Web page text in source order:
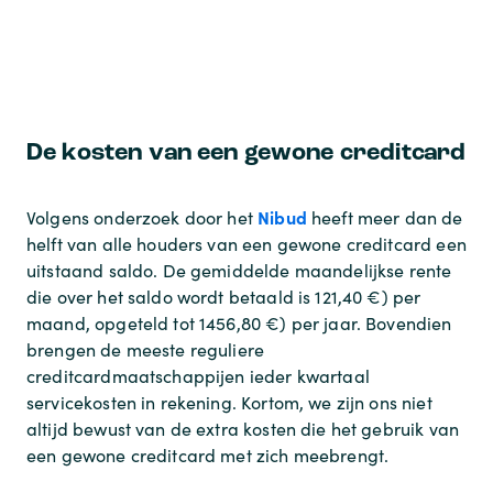
De kosten van een gewone creditcard
Volgens onderzoek door het Nibud heeft meer dan de
helft van alle houders van een gewone creditcard een
uitstaand saldo. De gemiddelde maandelijkse rente
die over het saldo wordt betaald is 121,40 €) per
maand, opgeteld tot 1456,80 €) per jaar. Bovendien
brengen de meeste reguliere
creditcardmaatschappijen ieder kwartaal
servicekosten in rekening. Kortom, we zijn ons niet
altijd bewust van de extra kosten die het gebruik van
een gewone creditcard met zich meebrengt.